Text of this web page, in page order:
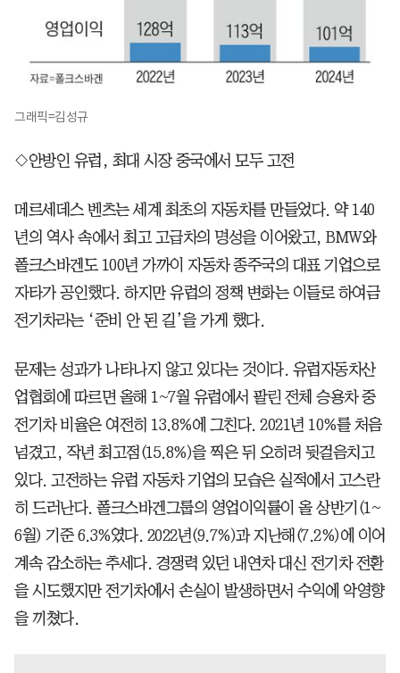
그래픽=김성규
◇안방인 유럽, 최대 시장 중국에서 모두 고전
메르세데스 벤츠는 세계 최초의 자동차를 만들었다. 약 140
년의 역사 속에서 최고 고급차의 명성을 이어왔고, BMW와
폴크스바겐도 100년 가까이 자동차 종주국의 대표 기업으로
자타가 공인했다. 하지만 유럽의 정책 변화는 이들로 하여금
전기차라는 ‘준비 안 된 길’을 가게 했다.
문제는 성과가 나타나지 않고 있다는 것이다. 유럽자동차산
업협회에 따르면 올해 1~7월 유럽에서 팔린 전체 승용차 중
전기차 비율은 여전히 13.8%에 그친다. 2021년 10%를 처음
넘겼고, 작년 최고점(15.8%)을 찍은 뒤 오히려 뒷걸음치고
있다. 고전하는 유럽 자동차 기업의 모습은 실적에서 고스란
히 드러난다. 폴크스바겐그룹의 영업이익률이 올 상반기(1~
6월) 기준 6.3%였다. 2022년(9.7%)과 지난해(7.2%)에 이어
계속 감소하는 추세다. 경쟁력 있던 내연차 대신 전기차 전환
을 시도했지만 전기차에서 손실이 발생하면서 수익에 악영향
을 끼쳤다.